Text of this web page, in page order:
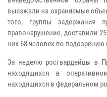
выезжали на охраняемые
того, группы задержания
правонарушение, доставили
них 68 человек по
За неделю росгвардейцы в
находящихся в
находящихся в федеральном